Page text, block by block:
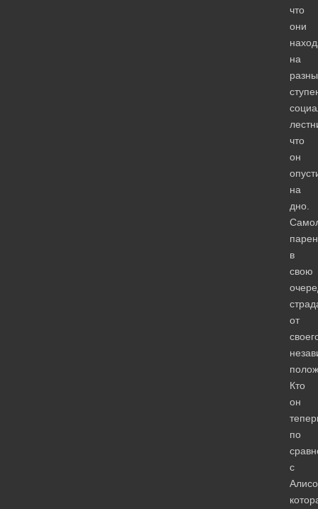
что
они
на
что
он
на
дно.
в
свою
от
Кто
он
по
с